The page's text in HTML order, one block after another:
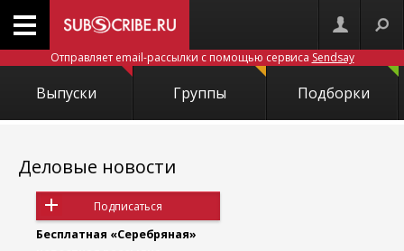
Отправляет email-рассылки с помощью сервиса Sendsay
Выпуски Группы Подборки
Деловые новости
Подписаться
Бесплатная «Серебряная»